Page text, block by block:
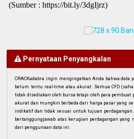
(Sumber : https://bit.ly/3dgIjrz)
Pernyataan Penyangkalan
CRACKadabra ingin mengingatkan Anda bahwa
belum tentu real-time atau akurat. Semua CFD
tidak disediakan oleh bursa tetapi oleh para pembuat
akurat dan mungkin berbeda dari harga pasar yang
indikatif dan tidak sesuai untuk tujuan perdagangan.
bertanggungjawab atas kerugian perdagangan
dari penggunaan data ini.